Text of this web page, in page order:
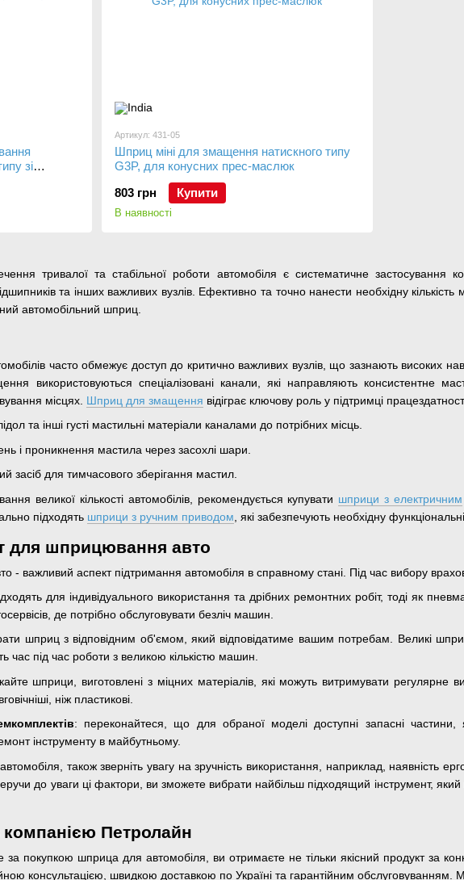
тривалої та стабільної роботи автомобіля є систематичне застосування
та інших важливих вузлів. Ефективно та точно нанести необхідну кількість
автомобільний шприц.
часто обмежує доступ до критично важливих вузлів, що зазнають високих
використовуються спеціалізовані канали, які направляють консистентне
місцях. Шприц для змащення відіграє ключову роль у підтримці
та інші густі мастильні матеріали каналами до потрібних місць.
і проникнення мастила через засохлі шари.
засіб для тимчасового зберігання мастил.
великої кількості автомобілів, рекомендується купувати шприци з електричним
підходять шприци з ручним приводом , які забезпечують необхідну
для шприцювання авто
важливий аспект підтримання автомобіля в справному стані. Під час вибору
для індивідуального використання та дрібних ремонтних робіт, тоді як
де потрібно обслуговувати безліч машин.
шприц з відповідним об'ємом, який відповідатиме вашим потребам. Великі
під час роботи з великою кількістю машин.
шприци, виготовлені з міцних матеріалів, які можуть витримувати регулярне
ніж пластикові.
: переконайтеся, що для обраної моделі доступні запасні
інструменту в майбутньому.
також зверніть увагу на зручність використання, наприклад, наявність
до уваги ці фактори, ви зможете вибрати найбільш підходящий інструмент,
компанією Петролайн
за покупкою шприца для автомобіля, ви отримаєте не тільки якісний продукт за
консультацією, швидкою доставкою по Україні та гарантійним
зі
Артикул: 431-05
Шприц міні для змащення натискного типу
G3P, для конусних прес-маслюк
803 грн
Купити
В наявності